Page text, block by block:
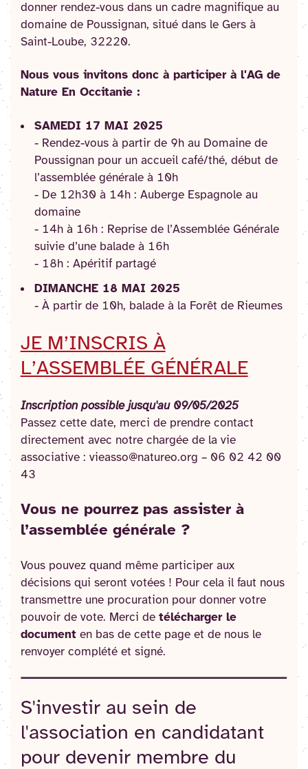
donner rendez-vous dans un cadre magnifique au
domaine de Poussignan, situé dans le Gers à
Saint-Loube, 32220.
Nous vous invitons donc à participer à l'AG de
Nature En Occitanie :
SAMEDI 17 MAI 2025
- Rendez-vous à partir de 9h au Domaine de
Poussignan pour un accueil café/thé, début de
l’assemblée générale à 10h
- De 12h30 à 14h : Auberge Espagnole au
domaine
- 14h à 16h : Reprise de l’Assemblée Générale
suivie d’une balade à 16h
- 18h : Apéritif partagé
DIMANCHE 18 MAI 2025
- À partir de 10h, balade à la Forêt de Rieumes
JE M’INSCRIS À
L’ASSEMBLÉE GÉNÉRALE
Inscription possible jusqu'au 09/05/2025
Passez cette date, merci de prendre contact
directement avec notre chargée de la vie
associative : vieasso@natureo.org – 06 02 42 00
43
Vous ne pourrez pas assister à
l’assemblée générale ?
Vous pouvez quand même participer aux
décisions qui seront votées ! Pour cela il faut nous
transmettre une procuration pour donner votre
pouvoir de vote. Merci de télécharger le
documenten bas de cette page et de nous le
renvoyer complété et signé.
S'investir au sein de
l'association en candidatant
pour devenir membre du